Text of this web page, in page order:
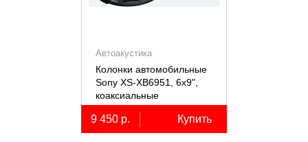
Автоакустика
Колонки автомобильные
Sony XS-XB6951, 6х9",
коаксиальные
пятиполосные, 2 шт.
9 450 р. Купить